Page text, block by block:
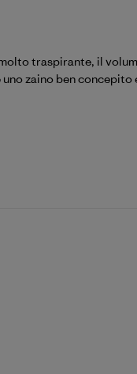
traspirante, il
zaino ben